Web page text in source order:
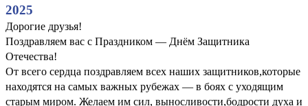
2025
Дорогие друзья!
Поздравляем вас с Праздником — Днём Защитника
Отечества!
От всего сердца поздравляем всех наших защитников,которые
находятся на самых важных рубежах — в боях с уходящим
старым миром. Желаем им сил, выносливости,бодрости духа и